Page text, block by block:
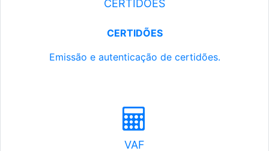
CERTIDÕES
CERTIDÕES
Emissão e autenticação de certidões.
VAF